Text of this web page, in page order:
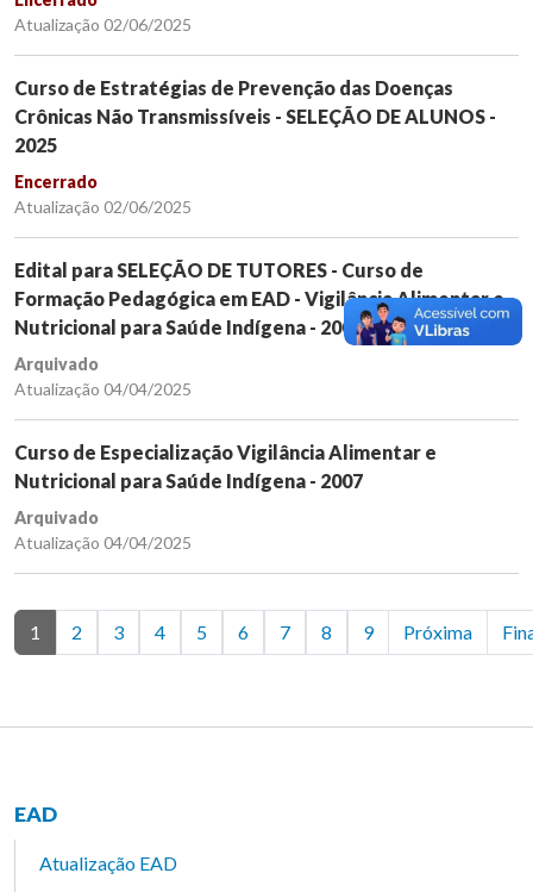
Atualização 02/06/2025
Curso de Estratégias de Prevenção das Doenças
Crônicas Não Transmissíveis - SELEÇÃO DE ALUNOS -
2025
Encerrado
Atualização 02/06/2025
Edital para SELEÇÃO DE TUTORES - Curso de
Formação Pedagógica em EAD - Vigilância Alimentar e
Nutricional para Saúde Indígena - 2007
Arquivado
Atualização 04/04/2025
Curso de Especialização Vigilância Alimentar e
Nutricional para Saúde Indígena - 2007
Arquivado
Atualização 04/04/2025
1 2 3 4 5 6 7 8 9 Próxima
EAD
Atualização EAD